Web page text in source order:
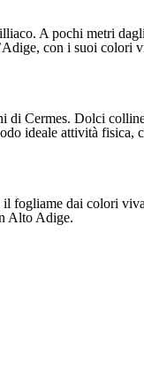
A pochi metri
con i suoi colori
Cermes. Dolci
ideale attività fisica,
dai colori
Alto Adige.